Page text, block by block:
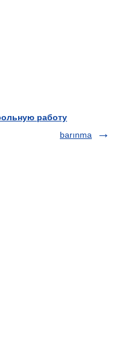
работу
barınma